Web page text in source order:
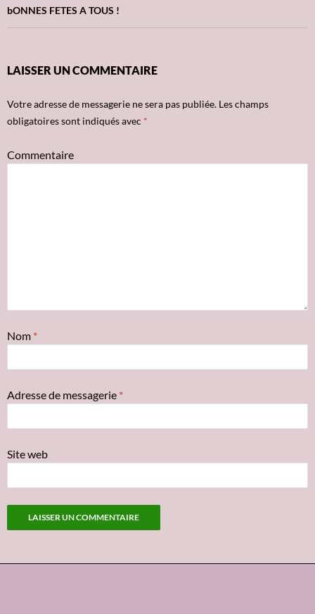
articles
bONNES FETES A TOUS !
LAISSER UN COMMENTAIRE
Votre adresse de messagerie ne sera pas publiée. Les champs
obligatoires sont indiqués avec *
Commentaire
Nom *
Adresse de messagerie *
Site web